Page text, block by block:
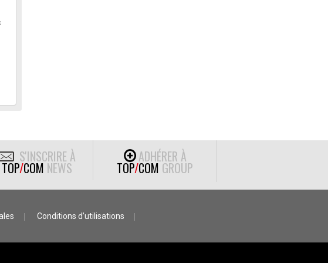
S'INSCRIRE À
TOP/COM NEWS
ADHÉRER À
TOP/COM GROUP
Conditions d’utilisations